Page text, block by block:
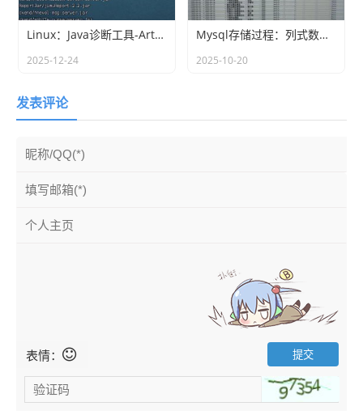
支持OverSSH 方式，通过SSH隧道连接至公
司内网访问数据库
把数据库中表列的注释生成为Java实体的注
目前已经支持Mysql、Mysql8、Oracle、
流数据库提供支持。(MySQL支持的比较好，
本工具由于使用了Java 8的众多特性，所以要求
JDK 1.9暂时还不支持。
下载
你可以加入QQ群下载二进制安装版，目前支持Windows和
Linux：Java诊断工具-Arthas
2025-12-24
Mysql存储过程：列式数据转行式数据
2025-10-20
发表评论
表情：